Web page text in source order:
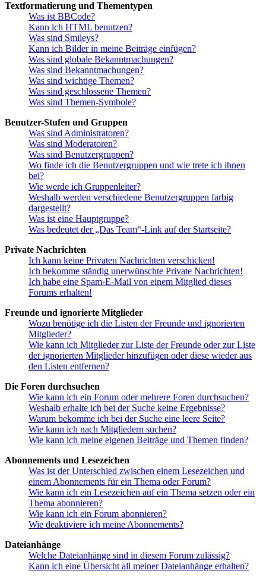
Textformatierung und Thementypen
Was ist BBCode?
Kann ich HTML benutzen?
Was sind Smileys?
Kann ich Bilder in meine Beiträge einfügen?
Was sind globale Bekanntmachungen?
Was sind Bekanntmachungen?
Was sind wichtige Themen?
Was sind geschlossene Themen?
Was sind Themen-Symbole?
Benutzer-Stufen und Gruppen
Was sind Administratoren?
Was sind Moderatoren?
Was sind Benutzergruppen?
Wo finde ich die Benutzergruppen und wie trete ich ihnen
bei?
Wie werde ich Gruppenleiter?
Weshalb werden verschiedene Benutzergruppen farbig
dargestellt?
Was ist eine Hauptgruppe?
Was bedeutet der „Das Team“-Link auf der Startseite?
Private Nachrichten
Ich kann keine Privaten Nachrichten verschicken!
Ich bekomme ständig unerwünschte Private Nachrichten!
Ich habe eine Spam-E-Mail von einem Mitglied dieses
Forums erhalten!
Freunde und ignorierte Mitglieder
Wozu benötige ich die Listen der Freunde und ignorierten
Mitglieder?
Wie kann ich Mitglieder zur Liste der Freunde oder zur Liste
der ignorierten Mitglieder hinzufügen oder diese wieder aus
den Listen entfernen?
Die Foren durchsuchen
Wie kann ich ein Forum oder mehrere Foren durchsuchen?
Weshalb erhalte ich bei der Suche keine Ergebnisse?
Warum bekomme ich bei der Suche eine leere Seite?
Wie kann ich nach Mitgliedern suchen?
Wie kann ich meine eigenen Beiträge und Themen finden?
Abonnements und Lesezeichen
Was ist der Unterschied zwischen einem Lesezeichen und
einem Abonnements für ein Thema oder Forum?
Wie kann ich ein Lesezeichen auf ein Thema setzen oder ein
Thema abonnieren?
Wie kann ich ein Forum abonnieren?
Wie deaktiviere ich meine Abonnements?
Dateianhänge
Welche Dateianhänge sind in diesem Forum zulässig?
Kann ich eine Übersicht all meiner Dateianhänge erhalten?